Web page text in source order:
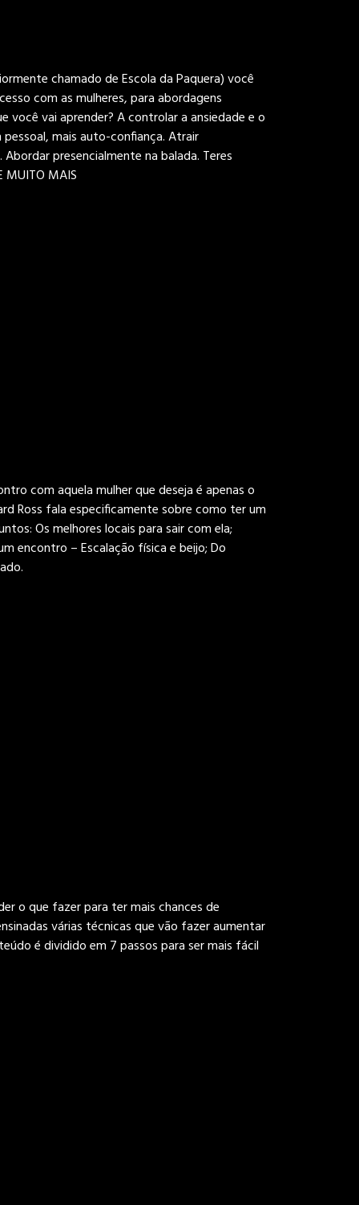
chamado de Escola da Paquera) você
com as mulheres, para abordagens
você vai aprender? A controlar a ansiedade e o
mais auto-confiança. Atrair
presencialmente na balada. Teres
MUITO MAIS
com aquela mulher que deseja é apenas o
Ross fala especificamente sobre como ter um
Os melhores locais para sair com ela;
encontro – Escalação física e beijo; Do
o que fazer para ter mais chances de
várias técnicas que vão fazer aumentar
é dividido em 7 passos para ser mais fácil